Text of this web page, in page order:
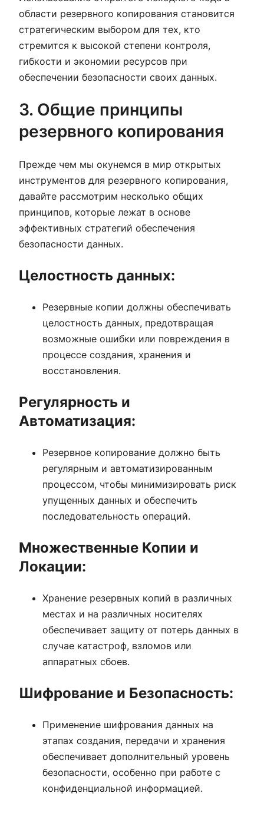
области резервного копирования становится
стратегическим выбором для тех, кто
стремится к высокой степени контроля,
гибкости и экономии ресурсов при
обеспечении безопасности своих данных.
3. Общие принципы
резервного копирования
Прежде чем мы окунемся в мир открытых
инструментов для резервного копирования,
давайте рассмотрим несколько общих
принципов, которые лежат в основе
эффективных стратегий обеспечения
безопасности данных.
Целостность данных:
Резервные копии должны обеспечивать
целостность данных, предотвращая
возможные ошибки или повреждения в
процессе создания, хранения и
восстановления.
Регулярность и
Автоматизация:
Резервное копирование должно быть
регулярным и автоматизированным
процессом, чтобы минимизировать риск
упущенных данных и обеспечить
последовательность операций.
Множественные Копии и
Локации:
Хранение резервных копий в различных
местах и на различных носителях
обеспечивает защиту от потерь данных в
случае катастроф, взломов или
аппаратных сбоев.
Шифрование и Безопасность:
Применение шифрования данных на
этапах создания, передачи и хранения
обеспечивает дополнительный уровень
безопасности, особенно при работе с
конфиденциальной информацией.